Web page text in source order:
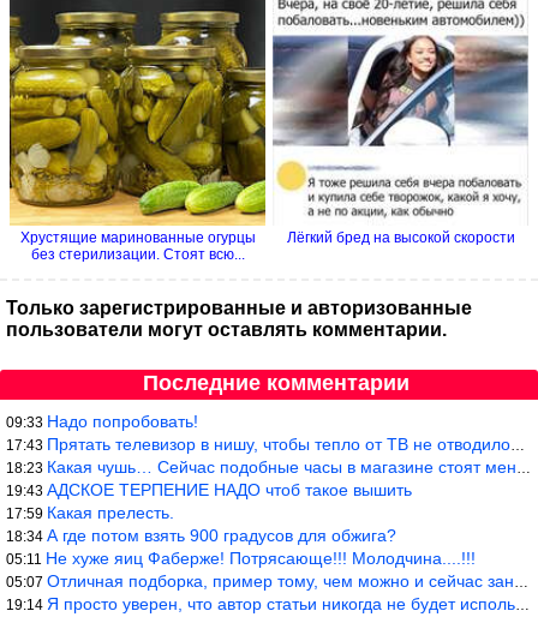
Хрустящие маринованные огурцы
без стерилизации. Стоят всю...
Лёгкий бред на высокой скорости
Только зарегистрированные и авторизованные
пользователи могут оставлять комментарии.
Последние комментарии
09:33 Надо попробовать!
17:43 Прятать телевизор в нишу, чтобы тепло от ТВ не отводилось и теле
18:23 Какая чушь… Сейчас подобные часы в магазине стоят меньше 10 долл
19:43 АДСКОЕ ТЕРПЕНИЕ НАДО чтоб такое вышить
17:59 Какая прелесть.
18:34 А где потом взять 900 градусов для обжига?
05:11 Не хуже яиц Фаберже! Потрясающе!!! Молодчина....!!!
05:07 Отличная подборка, пример тому, чем можно и сейчас заниматься…
19:14 Я просто уверен, что автор статьи никогда не будет использовать